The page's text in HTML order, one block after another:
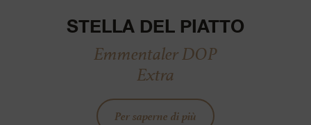
STELLA DEL PIATTO
Emmentaler DOP
Extra
Per saperne di più